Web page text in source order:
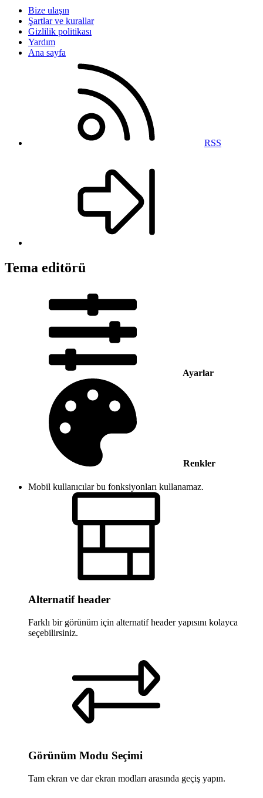
Bize ulaşın
Şartlar ve kurallar
Gizlilik politikası
Yardım
Ana sayfa
RSS
Tema editörü
Ayarlar
Renkler
Mobil kullanıcılar bu fonksiyonları kullanamaz.
Alternatif header
Farklı bir görünüm için alternatif header yapısını kolayca
seçebilirsiniz.
Görünüm Modu Seçimi
Tam ekran ve dar ekran modları arasında geçiş yapın.